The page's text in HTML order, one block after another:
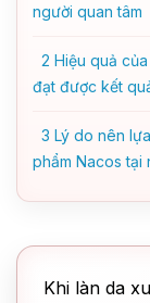
người quan tâm
2 Hiệu quả
đạt được kết
3 Lý do nên
phẩm Nacos tại
Khi làn da